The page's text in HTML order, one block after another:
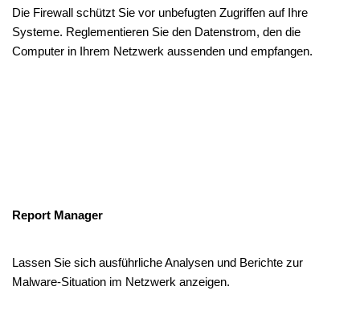
Die Firewall schützt Sie vor unbefugten Zugriffen auf Ihre
Systeme. Reglementieren Sie den Datenstrom, den die
Computer in Ihrem Netzwerk aussenden und empfangen.
Report Manager
Lassen Sie sich ausführliche Analysen und Berichte zur
Malware-Situation im Netzwerk anzeigen.